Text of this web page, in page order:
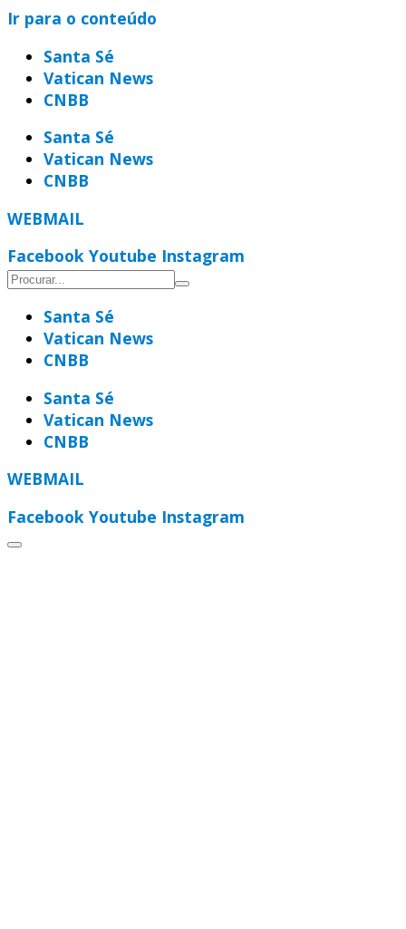
Ir para o conteúdo
Santa Sé
Vatican News
CNBB
Santa Sé
Vatican News
CNBB
WEBMAIL
Facebook Youtube Instagram
Santa Sé
Vatican News
CNBB
Santa Sé
Vatican News
CNBB
WEBMAIL
Facebook Youtube Instagram